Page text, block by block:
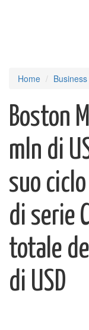
Home
Boston
mln di
suo
di serie
totale
di USD